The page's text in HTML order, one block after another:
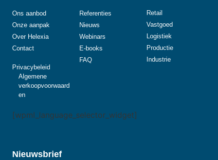
Ons aanbod
Onze aanpak
Over Helexia
Contact
Privacybeleid
Algemene
verkoopvoorwaard
en
[wpml_language_selector_widget]
Referenties
Nieuws
Webinars
E-books
FAQ
Retail
Vastgoed
Logistiek
Productie
Industrie
Nieuwsbrief